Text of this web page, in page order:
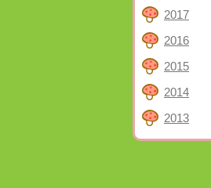
2017
2016
2015
2014
2013